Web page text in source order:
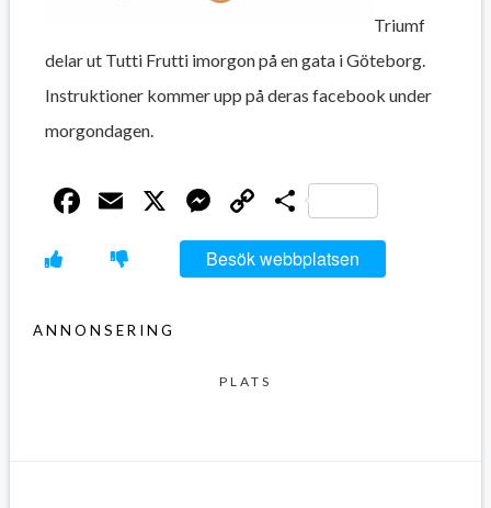
Triumf
delar ut Tutti Frutti imorgon på en gata i Göteborg.
Instruktioner kommer upp på deras facebook under
morgondagen.
Facebook
Email
X Messenger
Copy
Link
Dela
Besök webbplatsen
ANNONSERING
PLATS